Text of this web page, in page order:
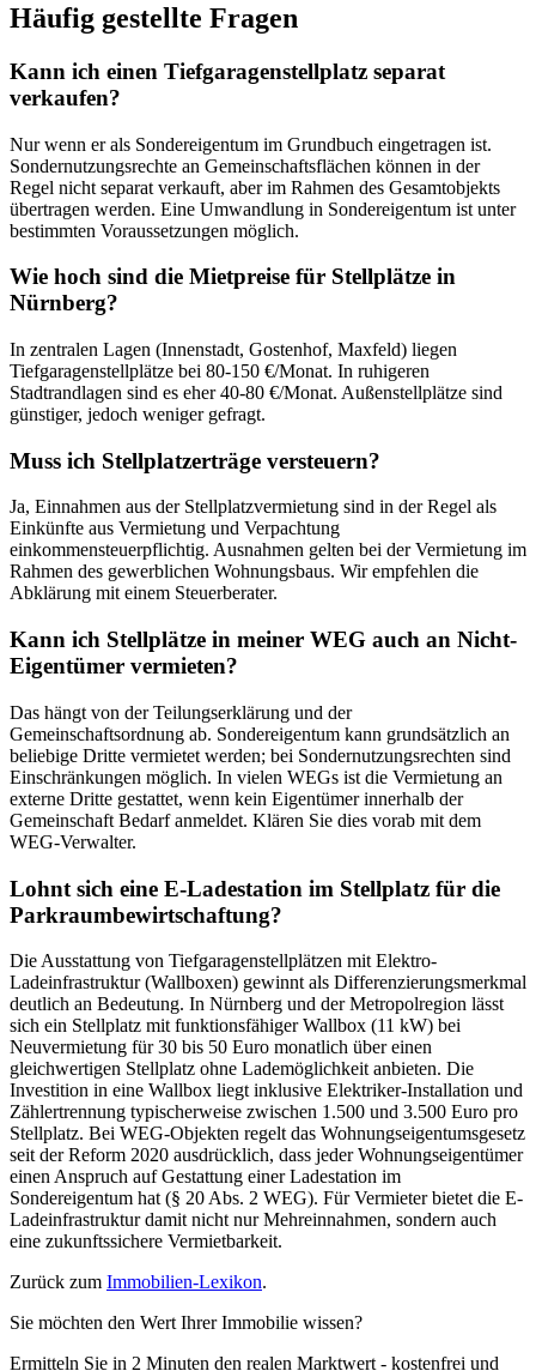
Häufig gestellte Fragen
Kann ich einen Tiefgaragenstellplatz separat
verkaufen?
Nur wenn er als Sondereigentum im Grundbuch eingetragen ist.
Sondernutzungsrechte an Gemeinschaftsflächen können in der
Regel nicht separat verkauft, aber im Rahmen des Gesamtobjekts
übertragen werden. Eine Umwandlung in Sondereigentum ist unter
bestimmten Voraussetzungen möglich.
Wie hoch sind die Mietpreise für Stellplätze in
Nürnberg?
In zentralen Lagen (Innenstadt, Gostenhof, Maxfeld) liegen
Tiefgaragenstellplätze bei 80-150 €/Monat. In ruhigeren
Stadtrandlagen sind es eher 40-80 €/Monat. Außenstellplätze sind
günstiger, jedoch weniger gefragt.
Muss ich Stellplatzerträge versteuern?
Ja, Einnahmen aus der Stellplatzvermietung sind in der Regel als
Einkünfte aus Vermietung und Verpachtung
einkommensteuerpflichtig. Ausnahmen gelten bei der Vermietung im
Rahmen des gewerblichen Wohnungsbaus. Wir empfehlen die
Abklärung mit einem Steuerberater.
Kann ich Stellplätze in meiner WEG auch an Nicht-
Eigentümer vermieten?
Das hängt von der Teilungserklärung und der
Gemeinschaftsordnung ab. Sondereigentum kann grundsätzlich an
beliebige Dritte vermietet werden; bei Sondernutzungsrechten sind
Einschränkungen möglich. In vielen WEGs ist die Vermietung an
externe Dritte gestattet, wenn kein Eigentümer innerhalb der
Gemeinschaft Bedarf anmeldet. Klären Sie dies vorab mit dem
WEG-Verwalter.
Lohnt sich eine E-Ladestation im Stellplatz für die
Parkraumbewirtschaftung?
Die Ausstattung von Tiefgaragenstellplätzen mit Elektro-
Ladeinfrastruktur (Wallboxen) gewinnt als Differenzierungsmerkmal
deutlich an Bedeutung. In Nürnberg und der Metropolregion lässt
sich ein Stellplatz mit funktionsfähiger Wallbox (11 kW) bei
Neuvermietung für 30 bis 50 Euro monatlich über einen
gleichwertigen Stellplatz ohne Lademöglichkeit anbieten. Die
Investition in eine Wallbox liegt inklusive Elektriker-Installation und
Zählertrennung typischerweise zwischen 1.500 und 3.500 Euro pro
Stellplatz. Bei WEG-Objekten regelt das Wohnungseigentumsgesetz
seit der Reform 2020 ausdrücklich, dass jeder Wohnungseigentümer
einen Anspruch auf Gestattung einer Ladestation im
Sondereigentum hat (§ 20 Abs. 2 WEG). Für Vermieter bietet die E-
Ladeinfrastruktur damit nicht nur Mehreinnahmen, sondern auch
eine zukunftssichere Vermietbarkeit.
Zurück zum Immobilien-Lexikon.
Sie möchten den Wert Ihrer Immobilie wissen?
Ermitteln Sie in 2 Minuten den realen Marktwert - kostenfrei und